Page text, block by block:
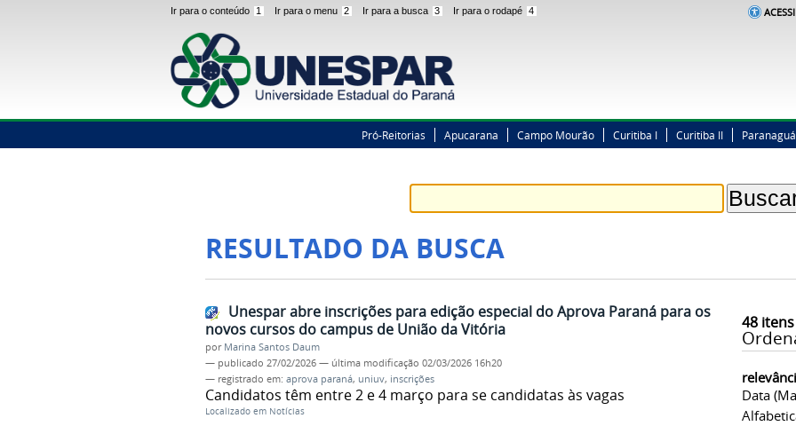
Ir para o conteúdo 1 Ir para o menu 2 Ir para a busca 3 Ir para o rodapé 4
Pró-Reitorias Apucarana Campo Mourão Curitiba I Curitiba II Paranaguá
RESULTADO DA BUSCA
48itens
Data
Unespar abre inscrições para edição especial do Aprova Paraná para os
novos cursos do campus de União da Vitória
por Marina Santos Daum
— publicado 27/02/2026 — última modificação 02/03/2026 16h20
— registrado em: aprova paraná, uniuv, inscrições
Candidatos têm entre 2 e 4 março para se candidatas às vagas
Localizado em Notícias